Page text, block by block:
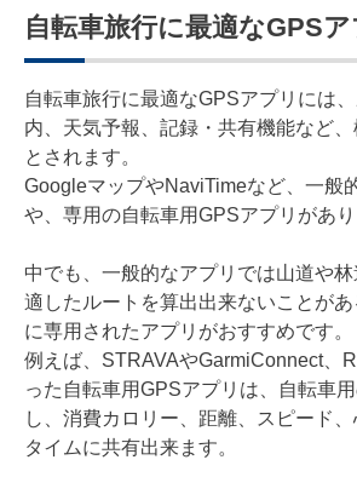
自転車旅行に最適なGPS
自転車旅行に最適なGPSアプリには
内、天気予報、記録・共有機能など
とされます。
GoogleマップやNaviTimeなど、一般
や、専用の自転車用GPSアプリがあり
中でも、一般的なアプリでは山道や
適したルートを算出出来ないことが
に専用されたアプリがおすすめです。
例えば、STRAVAやGarmiConnect、
った自転車用GPSアプリは、自転車
し、消費カロリー、距離、スピード
タイムに共有出来ます。